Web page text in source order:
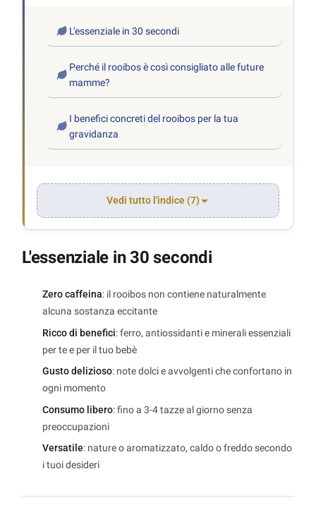
L'essenziale in 30 secondi
Perché il rooibos è così consigliato alle future
mamme?
I benefici concreti del rooibos per la tua
gravidanza
Vedi tutto l'indice (7)
L'essenziale in 30 secondi
Zero caffeina: il rooibos non contiene naturalmente
alcuna sostanza eccitante
Ricco di benefici: ferro, antiossidanti e minerali essenziali
per te e per il tuo bebè
Gusto delizioso: note dolci e avvolgenti che confortano in
ogni momento
Consumo libero: fino a 3-4 tazze al giorno senza
preoccupazioni
Versatile: nature o aromatizzato, caldo o freddo secondo
i tuoi desideri